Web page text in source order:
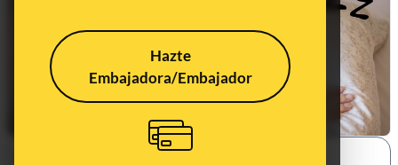
Hazte
Embajadora/Embajador